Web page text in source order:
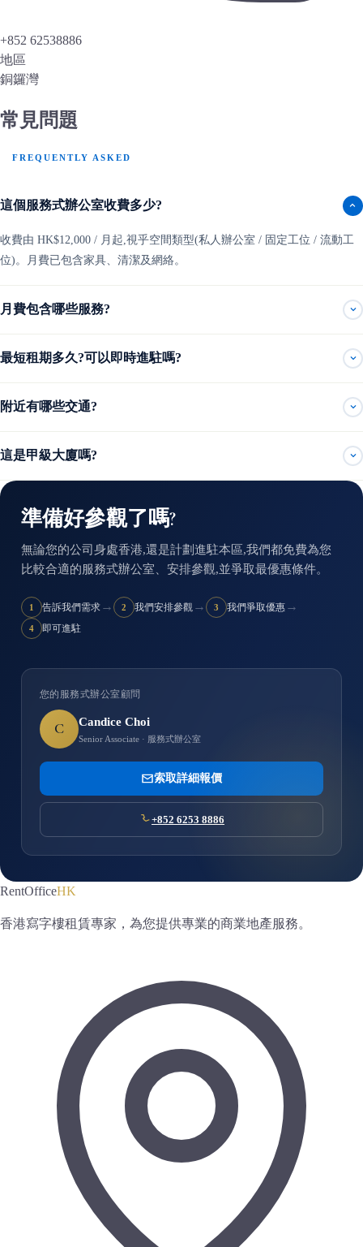
+852 62538886
地區
銅鑼灣
常見問題
FREQUENTLY ASKED
這個服務式辦公室收費多少?
收費由 HK$12,000 / 月起,視乎空間類型(私人辦公室 / 固定工位 / 流動工
位)。月費已包含家具、清潔及網絡。
月費包含哪些服務?
最短租期多久?可以即時進駐嗎?
附近有哪些交通?
這是甲級大廈嗎?
準備好參觀了嗎?
無論您的公司身處香港,還是計劃進駐本區,我們都免費為您
比較合適的服務式辦公室、安排參觀,並爭取最優惠條件。
1 告訴我們需求 → 2 我們安排參觀 → 3 我們爭取優惠 →
4 即可進駐
您的服務式辦公室顧問
C Candice Choi
Senior Associate · 服務式辦公室
索取詳細報價
+852 6253 8886
RentOfficeHK
香港寫字樓租賃專家，為您提供專業的商業地產服務。